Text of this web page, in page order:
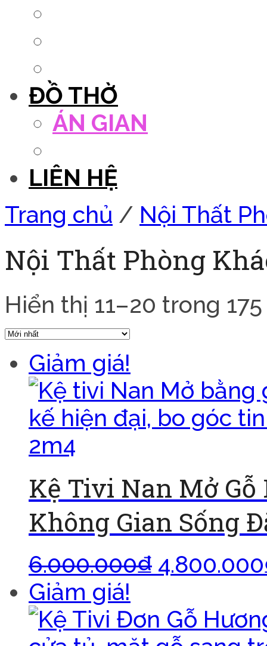
ĐỒ THỜ
ÁN GIAN
LIÊN HỆ
Trang chủ / Nội Thất
Nội Thất Phòng
Hiển thị 11–20 trong
Giảm giá!
Kệ Tivi Nan Mở
Không Gian Sống
6.000.000₫ 4.800.000
Giảm giá!